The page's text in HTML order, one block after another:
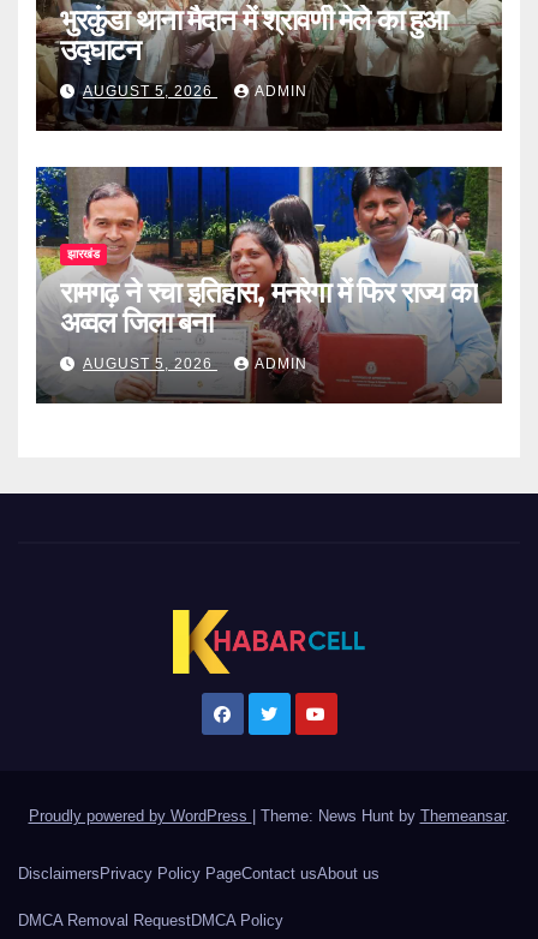
भुरकुंडा थाना मैदान में श्रावणी मेले का हुआ
उद्घाटन
AUGUST 5, 2026 ADMIN
झारखंड
रामगढ़ ने रचा इतिहास, मनरेगा में फिर राज्य का
अव्वल जिला बना
AUGUST 5, 2026 ADMIN
Proudly powered by WordPress | Theme: News Hunt by Themeansar.
Disclaimers Privacy Policy PageContact usAbout us
DMCA Removal RequestDMCA Policy